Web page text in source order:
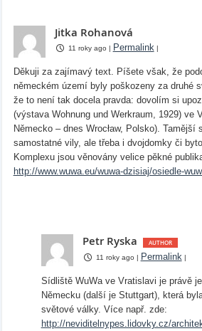
Jitka Rohanová
11 roky ago | Permalink |
Děkuji za zajímavý text. Píšete však, že
německém území byly poškozeny za druhé
že to není tak docela pravda: dovolím si
(výstava Wohnung und Werkraum, 1929) ve
Německo – dnes Wrocław, Polsko). Tamější
samostatné vily, ale třeba i dvojdomky či
Komplexu jsou věnovány velice pěkné
http://www.wuwa.eu/wuwa-dzisiaj/osiedle-
Petr Ryska
11 roky ago | Permalink |
Sídliště WuWa ve Vratislavi je právě
Německu (další je Stuttgart), která
světové války. Více např. zde:
http://neviditelnypes.lidovky.cz/